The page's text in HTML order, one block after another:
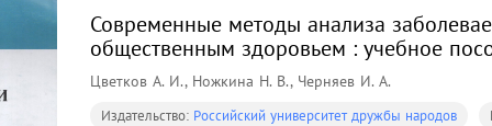
Современные методы анализа
общественным здоровьем : учебное
Цветков А. И., Ножкина Н. В., Черняев И. А.
Издательство: Российский университет дружбы народов